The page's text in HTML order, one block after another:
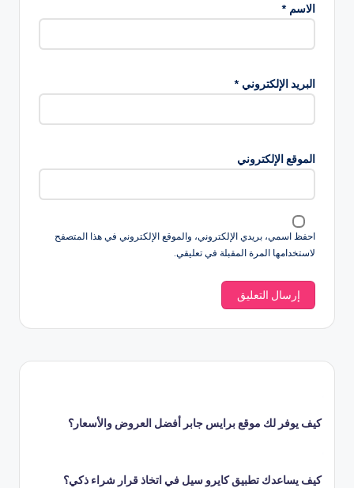
الاسم *
البريد الإلكتروني *
الموقع الإلكتروني
احفظ اسمي، بريدي الإلكتروني، والموقع الإلكتروني في هذا المتصفح
لاستخدامها المرة المقبلة في تعليقي.
كيف يوفر لك موقع برايس جابر أفضل العروض والأسعار؟
كيف يساعدك تطبيق كايرو سيل في اتخاذ قرار شراء ذكي؟